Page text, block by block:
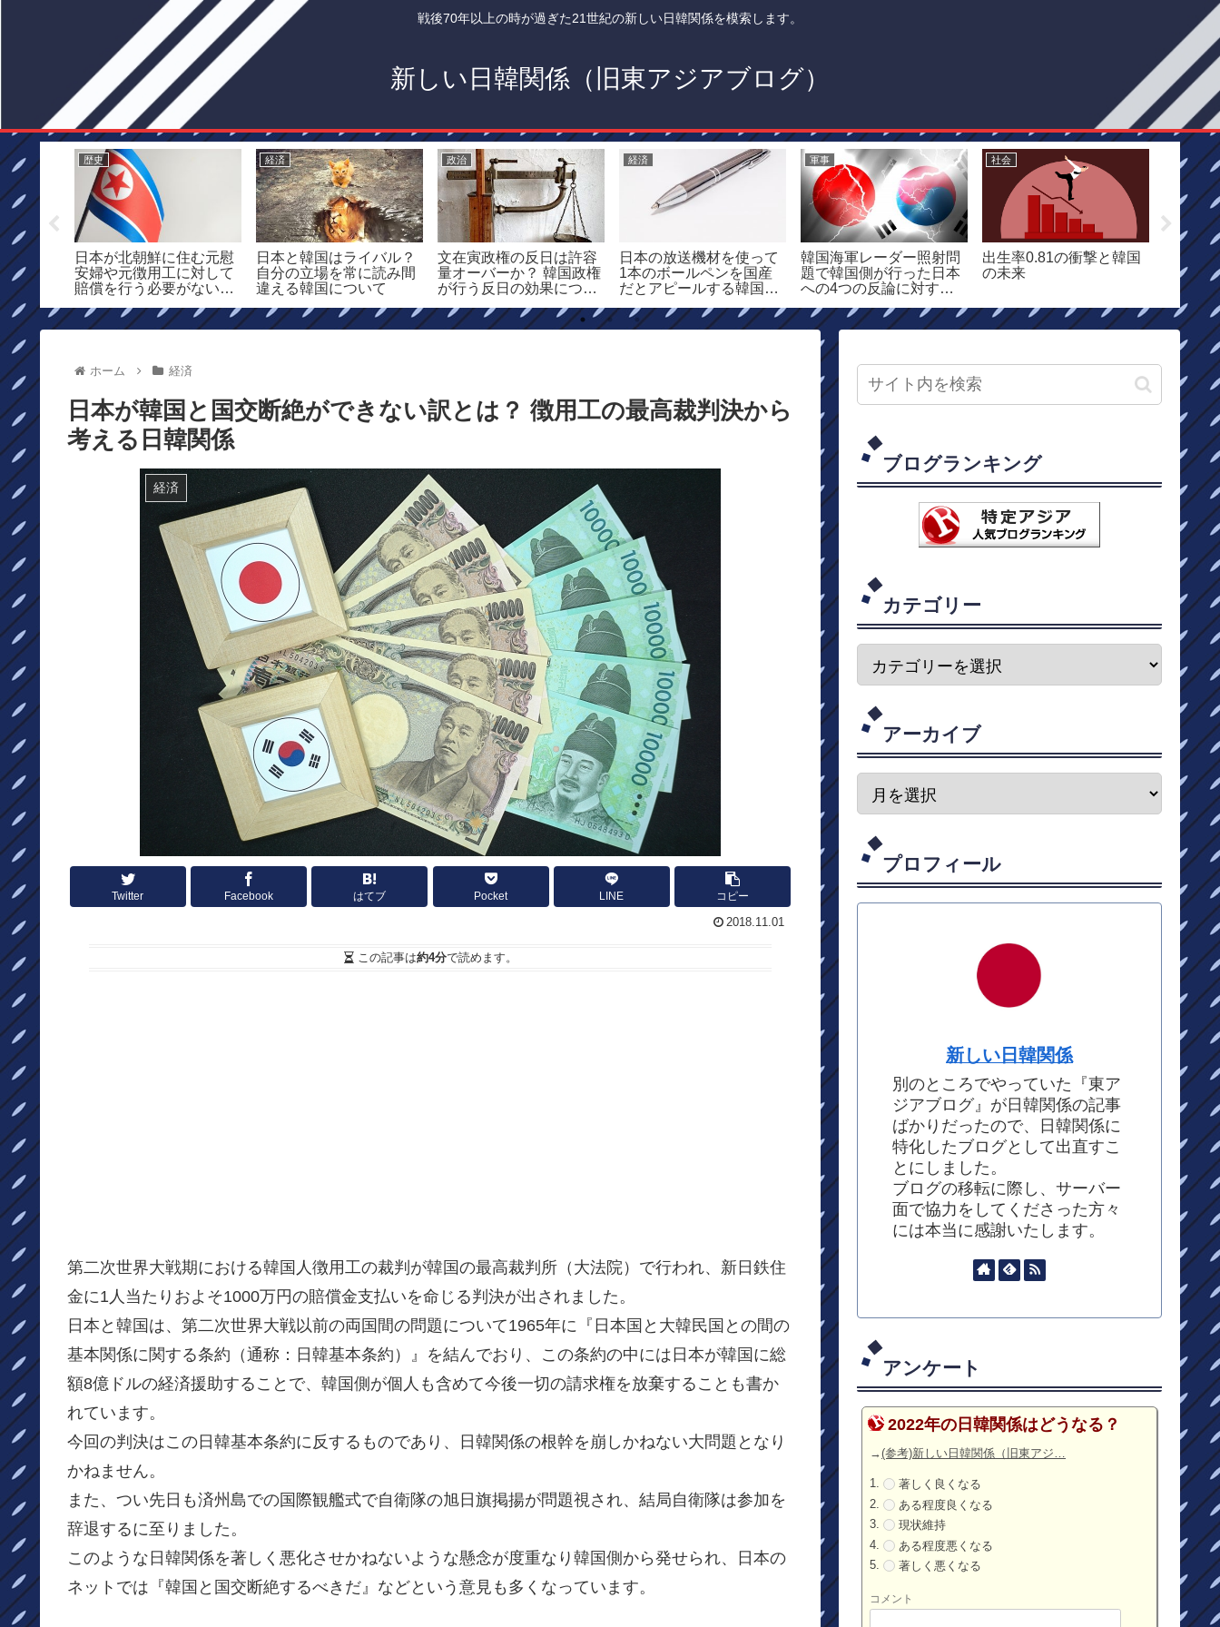
戦後70年以上の時が過ぎた21世紀の新しい日韓関係を模索します。
新しい日韓関係（旧東アジアブログ）
批判
とを前
歴史
日本が北朝鮮に住む元慰
安婦や元徴用工に対して
賠償を行う必要がない理
由
経済
日本と韓国はライバル？
自分の立場を常に読み間
違える韓国について
政治
文在寅政権の反日は許容
量オーバーか？ 韓国政権
が行う反日の効果につい
て
経済
日本の放送機材を使って
1本のボールペンを国産
だとアピールする韓国人
キャスターについて
軍事
韓国海軍レーダー照射問
題で韓国側が行った日本
への4つの反論に対する
更なる反論
社会
出生率0.81の衝撃と韓国
の未来
経済
日韓関
史問題
因とは
ホーム 経済
日本が韓国と国交断絶ができない訳とは？ 徴用工の最高裁判決から
考える日韓関係
経済
Twitter Facebook はてブ Pocket LINE コピー
2018.11.01
この記事は約4分で読めます。
第二次世界大戦期における韓国人徴用工の裁判が韓国の最高裁判所（大法院）で行われ、新日鉄住
金に1人当たりおよそ1000万円の賠償金支払いを命じる判決が出されました。
日本と韓国は、第二次世界大戦以前の両国間の問題について1965年に『日本国と大韓民国との間の
基本関係に関する条約（通称：日韓基本条約）』を結んでおり、この条約の中には日本が韓国に総
額8億ドルの経済援助することで、韓国側が個人も含めて今後一切の請求権を放棄することも書か
れています。
今回の判決はこの日韓基本条約に反するものであり、日韓関係の根幹を崩しかねない大問題となり
かねません。
また、つい先日も済州島での国際観艦式で自衛隊の旭日旗掲揚が問題視され、結局自衛隊は参加を
辞退するに至りました。
このような日韓関係を著しく悪化させかねないような懸念が度重なり韓国側から発せられ、日本の
ネットでは『韓国と国交断絶するべきだ』などという意見も多くなっています。
ブログランキング
カテゴリー
アーカイブ
プロフィール
新しい日韓関係
別のところでやっていた『東ア
ジアブログ』が日韓関係の記事
ばかりだったので、日韓関係に
特化したブログとして出直すこ
とにしました。
ブログの移転に際し、サーバー
面で協力をしてくださった方々
には本当に感謝いたします。
アンケート
2022年の日韓関係はどうなる？
→(参考)新しい日韓関係（旧東アジ…
著しく良くなる
ある程度良くなる
現状維持
ある程度悪くなる
著しく悪くなる
コメント